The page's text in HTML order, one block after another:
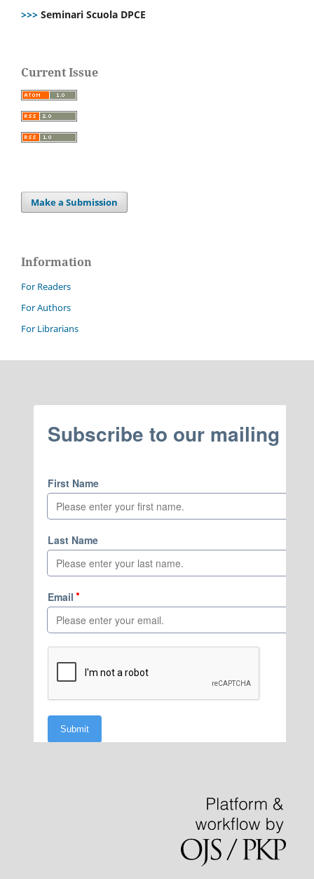
>>> Seminari Scuola DPCE
Current Issue
Make a Submission
Information
For Readers
For Authors
For Librarians